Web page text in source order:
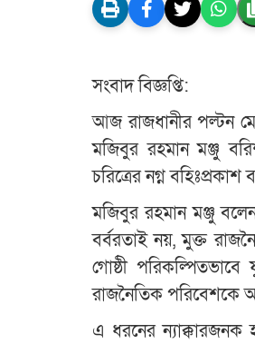
সংবাদ বিজ্ঞপ্তি:
আজ রাজধানীর পল্টন
মজিবুর রহমান মঞ্জু
চরিত্রের নগ্ন
মজিবুর রহমান মঞ্জু
বর্বরতাই নয়, মুক্ত
গোষ্ঠী
রাজনৈতিক পরিবেশকে
এ ধরনের ন্যাক্কারজনক